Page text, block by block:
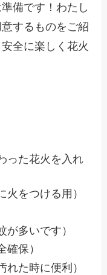
備です！わたし
するものをご紹
全に楽しく花火
った花火を入れ
火をつける用）
が多いです）
保）
れた時に便利）